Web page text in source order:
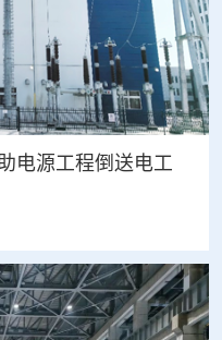
电源工程倒送电工